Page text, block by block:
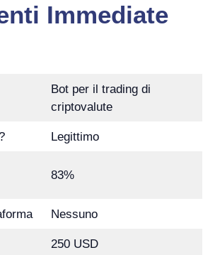
Immediate
Bot per il trading di
criptovalute
Legittimo
83%
Nessuno
250 USD